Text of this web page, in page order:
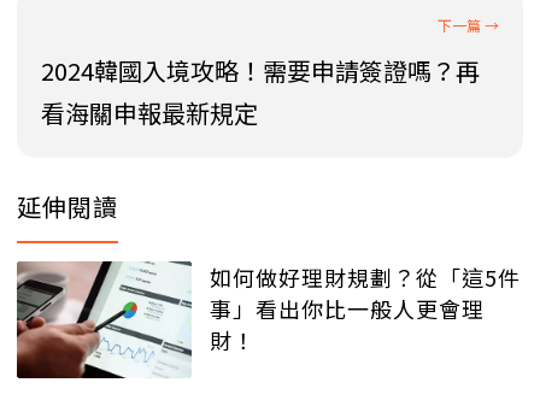
2024韓國入境攻略！需要申請簽證嗎？再
看海關申報最新規定
延伸閱讀
如何做好理財規劃？從「這5件
事」看出你比一般人更會理
財！